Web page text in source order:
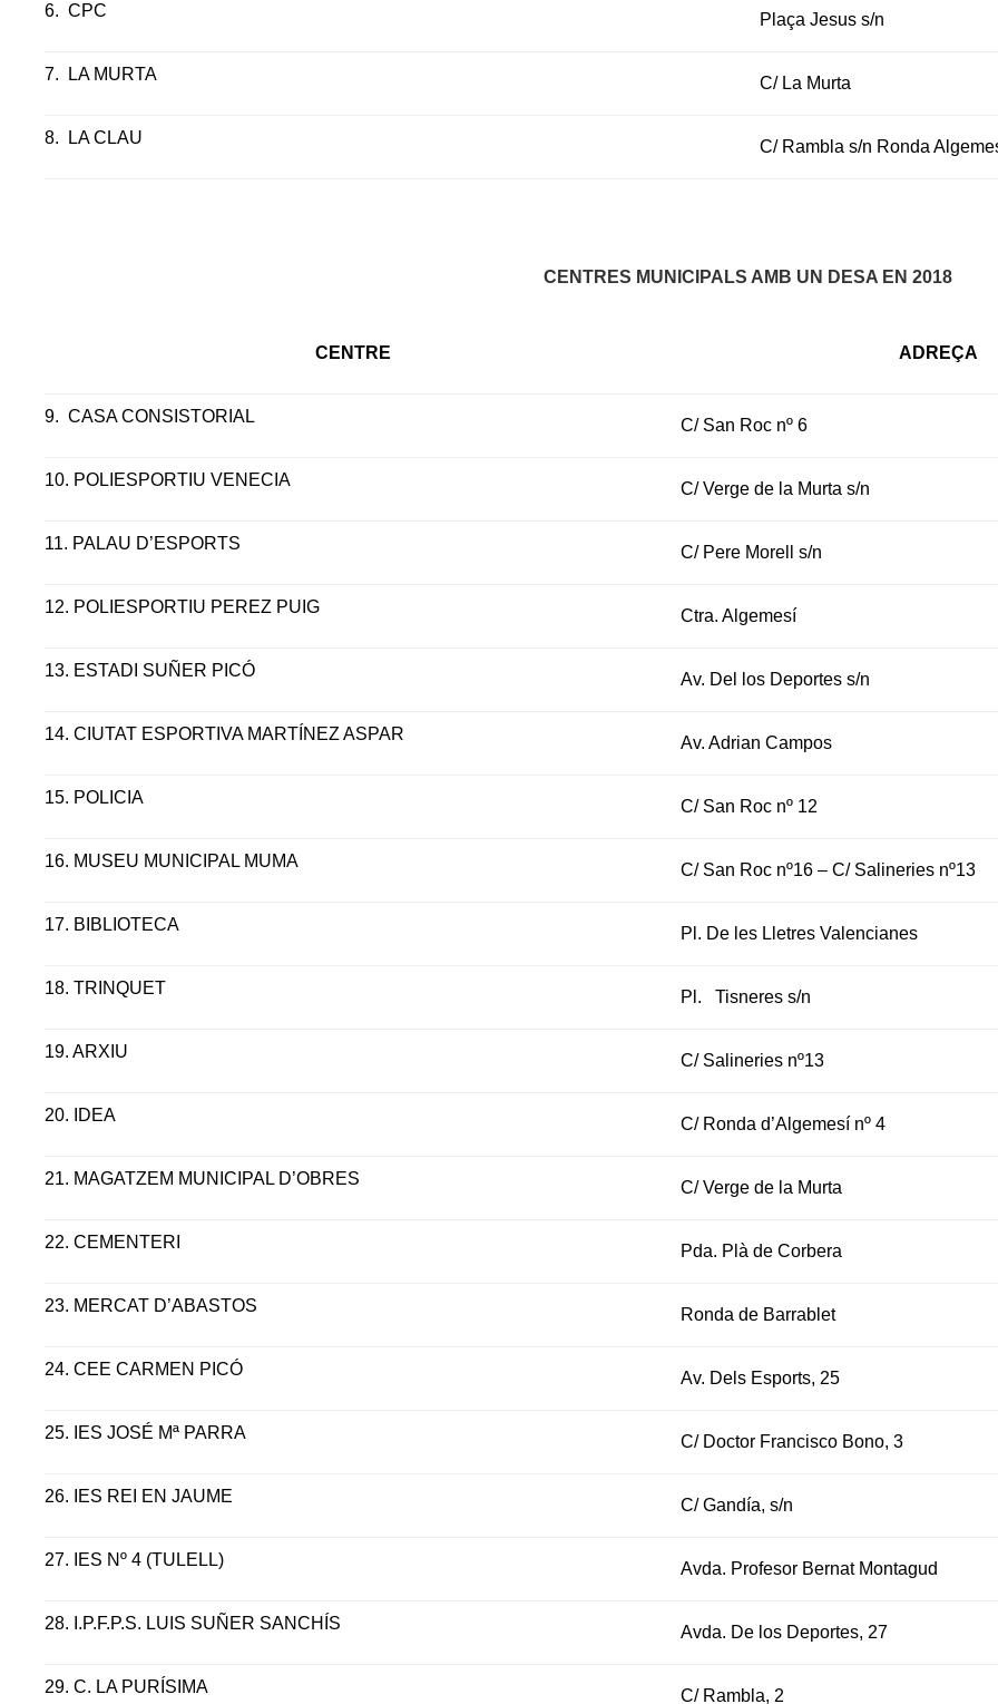
6. CPC Plaça Jesus s/n
7. LA MURTA C/ La Murta
8. LA CLAU C/ Rambla s/n Ronda
CENTRES MUNICIPALS AMB UN DESA EN 2018
CENTRE ADREÇA
9. CASA CONSISTORIAL C/ San Roc nº 6
10. POLIESPORTIU VENECIA C/ Verge de la Murta s/n
11. PALAU D’ESPORTS C/ Pere Morell s/n
12. POLIESPORTIU PEREZ PUIG Ctra. Algemesí
13. ESTADI SUÑER PICÓ Av. Del los Deportes s/n
14. CIUTAT ESPORTIVA MARTÍNEZ ASPAR Av. Adrian Campos
15. POLICIA C/ San Roc nº 12
16. MUSEU MUNICIPAL MUMA C/ San Roc nº16 – C/ Salineries nº13
17. BIBLIOTECA Pl. De les Lletres Valencianes
18. TRINQUET Pl. Tisneres s/n
19. ARXIU C/ Salineries nº13
20. IDEA C/ Ronda d’Algemesí nº 4
21. MAGATZEM MUNICIPAL D’OBRES C/ Verge de la Murta
22. CEMENTERI Pda. Plà de Corbera
23. MERCAT D’ABASTOS Ronda de Barrablet
24. CEE CARMEN PICÓ Av. Dels Esports, 25
25. IES JOSÉ Mª PARRA C/ Doctor Francisco Bono, 3
26. IES REI EN JAUME C/ Gandía, s/n
27. IES Nº 4 (TULELL) Avda. Profesor Bernat Montagud
28. I.P.F.P.S. LUIS SUÑER SANCHÍS Avda. De los Deportes, 27
29. C. LA PURÍSIMA C/ Rambla, 2